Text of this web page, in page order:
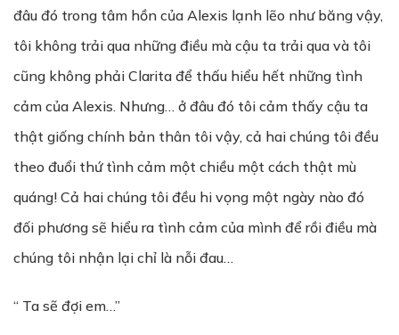
đâu đó trong tâm hồn của Alexis lạnh lẽo như băng vậy,
tôi không trải qua những điều mà cậu ta trải qua và tôi
cũng không phải Clarita để thấu hiểu hết những tình
cảm của Alexis. Nhưng… ở đâu đó tôi cảm thấy cậu ta
thật giống chính bản thân tôi vậy, cả hai chúng tôi đều
theo đuổi thứ tình cảm một chiều một cách thật mù
quáng! Cả hai chúng tôi đều hi vọng một ngày nào đó
đối phương sẽ hiểu ra tình cảm của mình để rồi điều mà
chúng tôi nhận lại chỉ là nỗi đau…
“ Ta sẽ đợi em…”